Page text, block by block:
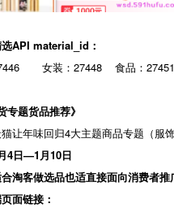
API material_id：
女装：27448 食品：
专题货品推荐》
猫让年味回归4大主题商品专题（服
4日—1月10日
淘客做选品也适直接面向消费者推
面链接：